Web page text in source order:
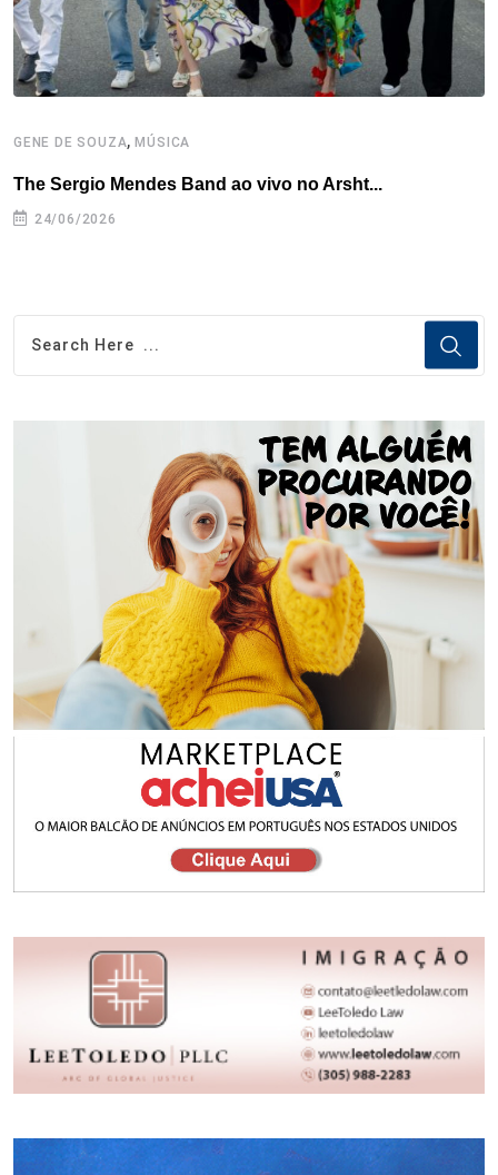
GENE DE SOUZA,MÚSICA
The Sergio Mendes Band ao vivo no Arsht...
24/06/2026